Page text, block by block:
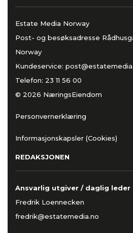
Estate Media Norway
Post- og besøksadresse
Norway
Kundeservice:
Telefon: 23 11 56 00
© 2026 NæringsEiendom
Personvernerklæring
Informasjonskapsler (Cookies)
REDAKSJONEN
Ansvarlig utgiver / daglig leder
Fredrik Loennecken
fredrik@estatemedia.no